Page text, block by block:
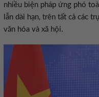
nhiều biện pháp ứng phó
lẫn dài hạn, trên tất cả các
văn hóa và xã hội.